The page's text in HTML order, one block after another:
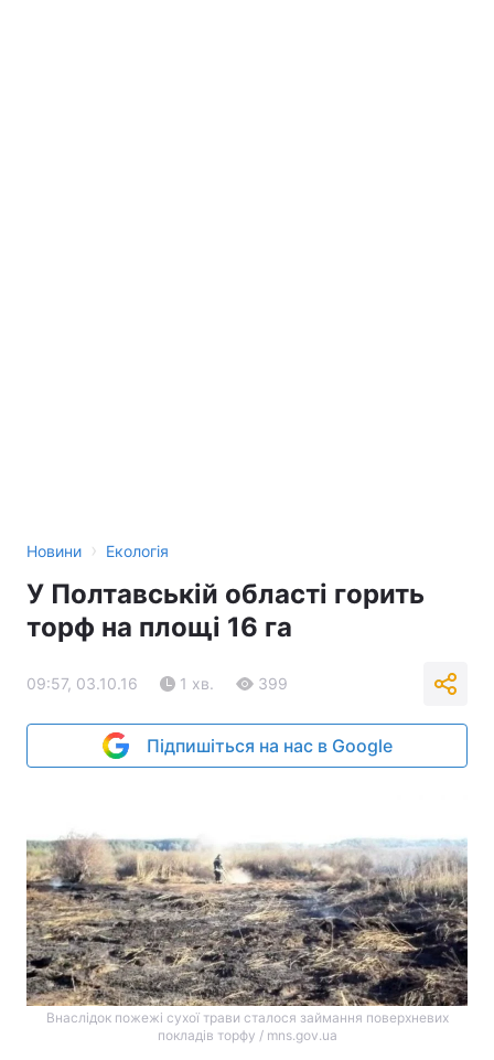
Новини › Екологія
У Полтавській області горить
торф на площі 16 га
09:57, 03.10.16 1 хв. 399
Підпишіться на нас в Google
Внаслідок пожежі сухої трави сталося займання поверхневих
покладів торфу / mns.gov.ua